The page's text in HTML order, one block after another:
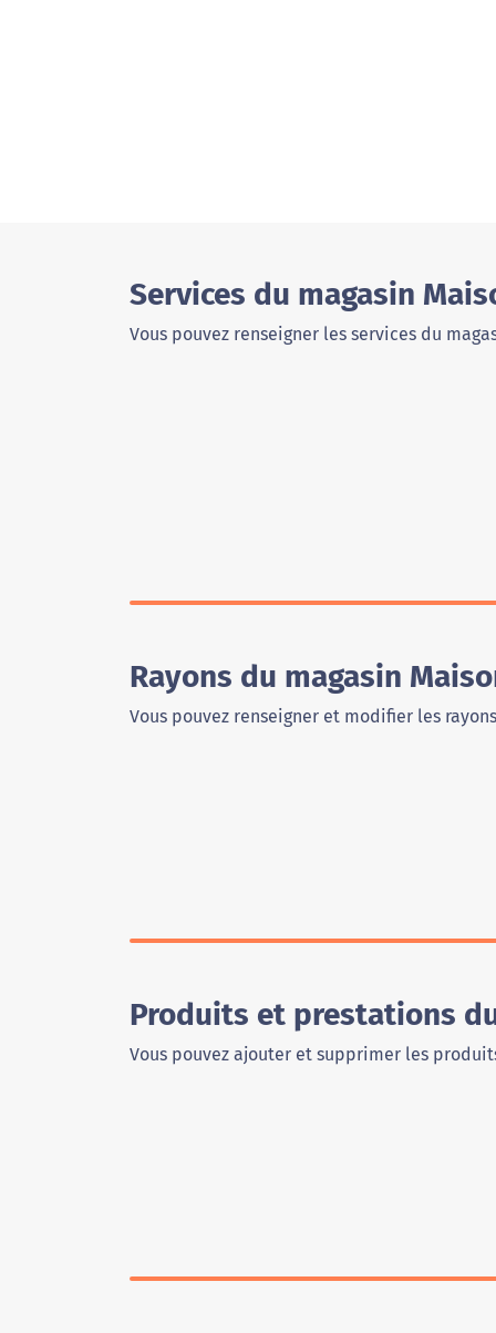
Services du magasin
Vous pouvez renseigner les services du
Rayons du magasin
Vous pouvez renseigner et modifier les
Produits et prestations
Vous pouvez ajouter et supprimer les